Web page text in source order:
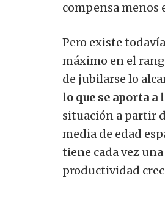
compensa menos
Pero existe
máximo en el
de jubilarse lo
lo que se aporta
situación a partir
media de edad
tiene cada vez
productividad